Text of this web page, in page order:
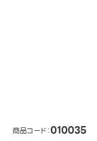
商品コード：010035